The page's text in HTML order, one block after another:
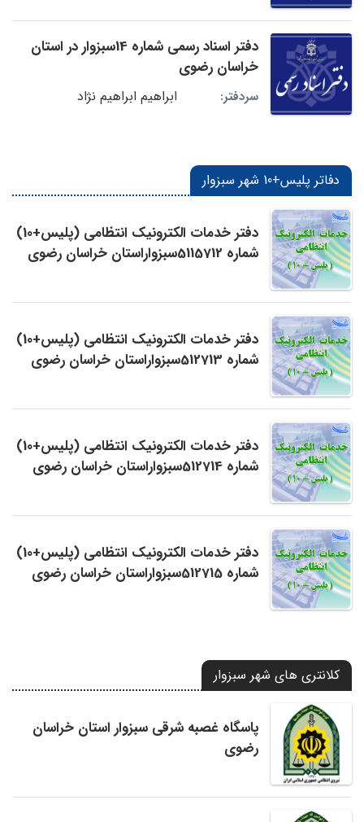
دفتر اسناد رسمی شماره 14سبزوار در استان
خراسان رضوی
سردفتر: ابراهیم ابراهیم نژاد
دفاتر پلیس+10 شهر سبزوار
دفتر خدمات الکترونیک انتظامی (پلیس+10)
شماره 5115712سبزواراستان خراسان رضوی
دفتر خدمات الکترونیک انتظامی (پلیس+10)
شماره 512713سبزواراستان خراسان رضوی
دفتر خدمات الکترونیک انتظامی (پلیس+10)
شماره 512714سبزواراستان خراسان رضوی
دفتر خدمات الکترونیک انتظامی (پلیس+10)
شماره 512715سبزواراستان خراسان رضوی
کلانتری های شهر سبزوار
پاسگاه غصبه شرقی سبزوار استان خراسان
رضوی